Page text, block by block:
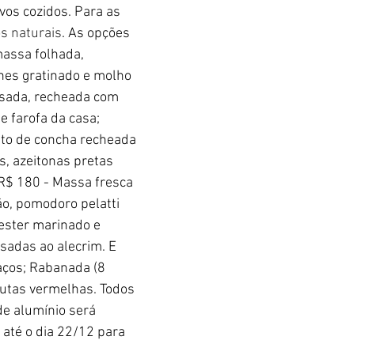
cozidos. Para as
naturais. As opções
folhada,
gratinado e molho
recheada com
farofa da casa;
de concha recheada
azeitonas pretas
180 - Massa fresca
pomodoro pelatti
marinado e
ao alecrim. E
Rabanada (8
vermelhas. Todos
alumínio será
o dia 22/12 para